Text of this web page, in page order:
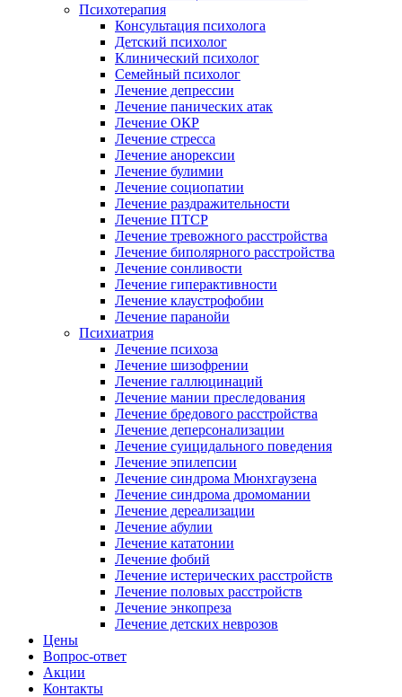
Психотерапия
Консультация психолога
Детский психолог
Клинический психолог
Семейный психолог
Лечение депрессии
Лечение панических атак
Лечение ОКР
Лечение стресса
Лечение анорексии
Лечение булимии
Лечение социопатии
Лечение раздражительности
Лечение ПТСР
Лечение тревожного расстройства
Лечение биполярного расстройства
Лечение сонливости
Лечение гиперактивности
Лечение клаустрофобии
Лечение паранойи
Психиатрия
Лечение психоза
Лечение шизофрении
Лечение галлюцинаций
Лечение мании преследования
Лечение бредового расстройства
Лечение деперсонализации
Лечение суицидального поведения
Лечение эпилепсии
Лечение синдрома Мюнхгаузена
Лечение синдрома дромомании
Лечение дереализации
Лечение абулии
Лечение кататонии
Лечение фобий
Лечение истерических расстройств
Лечение половых расстройств
Лечение энкопреза
Лечение детских неврозов
Цены
Вопрос-ответ
Акции
Контакты